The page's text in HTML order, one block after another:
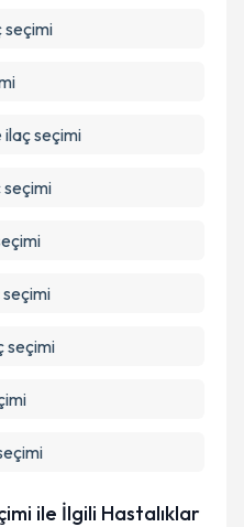
Gönder
seçimi
seçimi
seçimi
ile İlgili Hastalıklar